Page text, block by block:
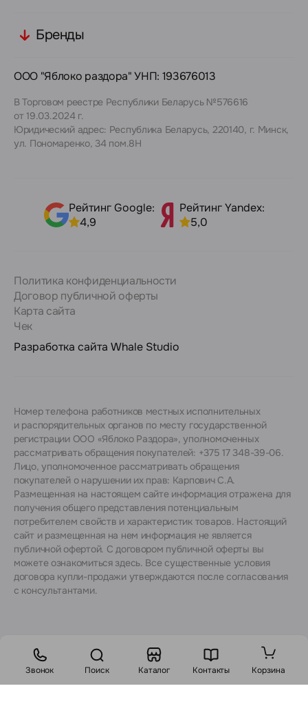
Бренды
ООО "Яблоко раздора" УНП: 193676013
В Торговом реестре Республики Беларусь №576616
от 19.03.2024 г.
Юридический адрес: Республика Беларусь, 220140, г. Минск,
ул. Пономаренко, 34 пом.8Н
Рейтинг Google:
4,9
Рейтинг Yandex:
5,0
Политика конфиденциальности
Договор публичной оферты
Карта сайта
Чек
Разработка сайта Whale Studio
Номер телефона работников местных исполнительных
и распорядительных органов по месту государственной
регистрации ООО «Яблоко Раздора», уполномоченных
рассматривать обращения покупателей: +375 17 348-39-06.
Лицо, уполномоченное рассматривать обращения
покупателей о нарушении их прав: Карпович С.А.
Размещенная на настоящем сайте информация отражена для
получения общего представления потенциальным
потребителем свойств и характеристик товаров. Настоящий
сайт и размещенная на нем информация не является
публичной офертой. С договором публичной оферты вы
можете ознакомиться здесь. Все существенные условия
договора купли-продажи утверждаются после согласования
с консультантами.
Звонок Поиск Каталог Контакты Корзина